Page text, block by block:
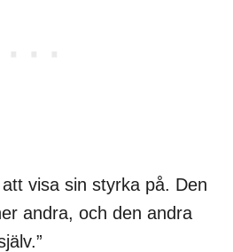
visa sin styrka på. Den
andra, och den andra